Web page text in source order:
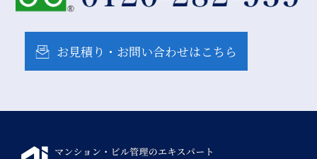
お見積り・お問い合わせはこちら